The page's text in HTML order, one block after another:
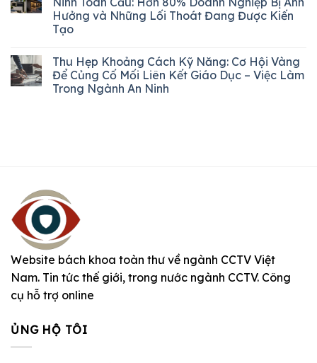
Hưởng và Những Lối Thoát Đang Được Kiến
Tạo
Thu Hẹp Khoảng Cách Kỹ Năng: Cơ Hội Vàng
Để Củng Cố Mối Liên Kết Giáo Dục – Việc Làm
Trong Ngành An Ninh
Website bách khoa toàn thư về ngành CCTV Việt
Nam. Tin tức thế giới, trong nước ngành CCTV. Công
cụ hỗ trợ online
ỦNG HỘ TÔI